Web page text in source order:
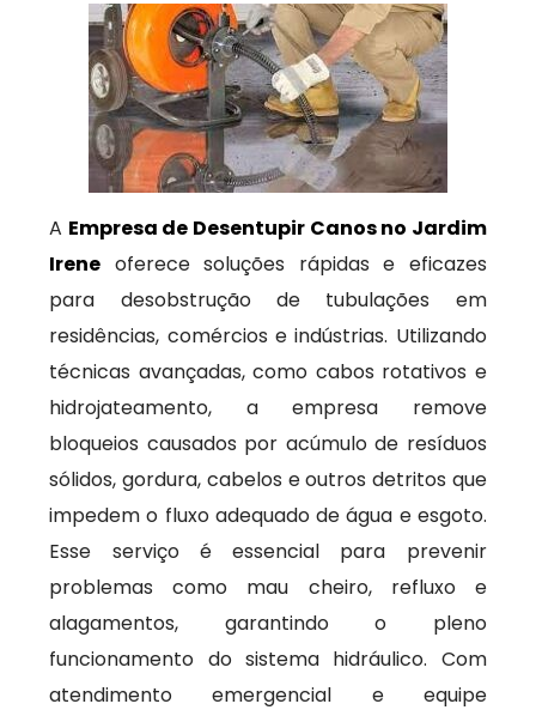
A Empresa de Desentupir Canos no Jardim
Irene oferece soluções rápidas e eficazes
para desobstrução de tubulações em
residências, comércios e indústrias. Utilizando
técnicas avançadas, como cabos rotativos e
hidrojateamento, a empresa remove
bloqueios causados por acúmulo de resíduos
sólidos, gordura, cabelos e outros detritos que
impedem o fluxo adequado de água e esgoto.
Esse serviço é essencial para prevenir
problemas como mau cheiro, refluxo e
alagamentos, garantindo o pleno
funcionamento do sistema hidráulico. Com
atendimento emergencial e equipe